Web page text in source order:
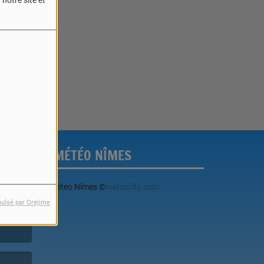
par Orejime
MÉTÉO NÎMES
Météo Nîmes©meteocity.com